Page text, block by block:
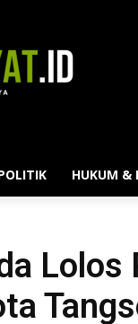
HUKUM &
Lolos